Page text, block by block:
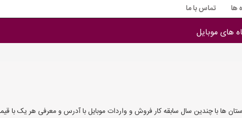
ها تماس با ما
های موبایل
ها با چندین سال سابقه کار فروش و واردات موبایل با آدرس و معرفی هر یک با